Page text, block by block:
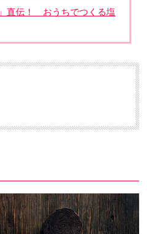
直伝！ おうちでつくる塩